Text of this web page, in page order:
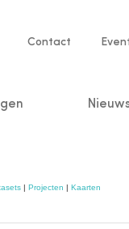
Service
Contact
| Projecten | Kaarten